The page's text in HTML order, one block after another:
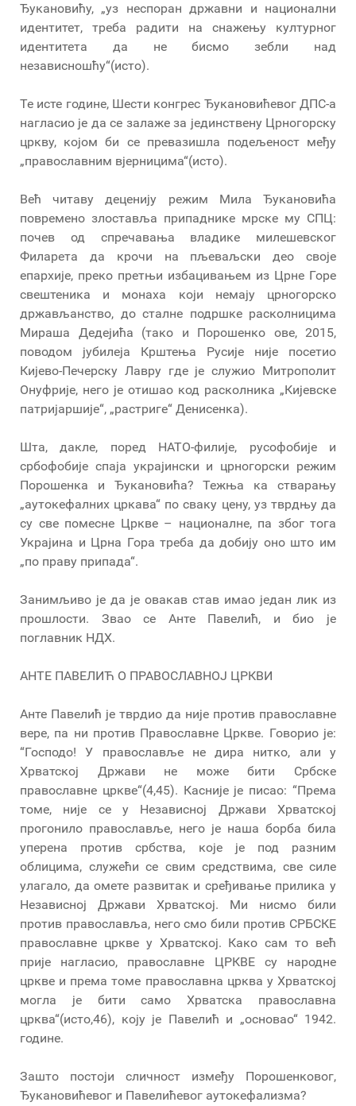
Ђукановићу, „уз неспоран државни и национални
идентитет, треба радити на снажењу културног
идентитета да не бисмо зебли над
независношћу“(исто).
Те исте године, Шести конгрес Ђукановићевог ДПС-а
нагласио је да се залаже за јединствену Црногорску
цркву, којом би се превазишла подељеност међу
„православним вјерницима“(исто).
Већ читаву деценију режим Мила Ђукановића
повремено злоставља припаднике мрске му СПЦ:
почев од спречавања владике милешевског
Филарета да крочи на пљеваљски део своје
епархије, преко претњи избацивањем из Црне Горе
свештеника и монаха који немају црногорско
држављанство, до сталне подршке расколницима
Мираша Дедејића (тако и Порошенко ове, 2015,
поводом јубилеја Крштења Русије није посетио
Кијево-Печерску Лавру где је служио Митрополит
Онуфрије, него је отишао код расколника „Кијевске
патријаршије“, „растриге“ Денисенка).
Шта, дакле, поред НАТО-филије, русофобије и
србофобије спаја украјински и црногорски режим
Порошенка и Ђукановића? Тежња ка стварању
„аутокефалних цркава“ по сваку цену, уз тврдњу да
су све помесне Цркве – националне, па због тога
Украјина и Црна Гора треба да добију оно што им
„по праву припада“.
Занимљиво је да је овакав став имао један лик из
прошлости. Звао се Анте Павелић, и био је
поглавник НДХ.
АНТЕ ПАВЕЛИЋ О ПРАВОСЛАВНОЈ ЦРКВИ
Анте Павелић је тврдио да није против православне
вере, па ни против Православне Цркве. Говорио је:
“Господо! У православље не дира нитко, али у
Хрватској Држави не може бити Србске
православне цркве“(4,45). Касније је писао: “Према
томе, није се у Независној Држави Хрватској
прогонило православље, него је наша борба била
уперена против србства, које је под разним
облицима, служећи се свим средствима, све силе
улагало, да омете развитак и сређивање прилика у
Независној Држави Хрватској. Ми нисмо били
против православља, него смо били против СРБСКЕ
православне цркве у Хрватској. Како сам то већ
прије нагласио, православне ЦРКВЕ су народне
цркве и према томе православна црква у Хрватској
могла је бити само Хрватска православна
црква“(исто,46), коју је Павелић и „основао“ 1942.
године.
Зашто постоји сличност између Порошенковог,
Ђукановићевог и Павелићевог аутокефализма?